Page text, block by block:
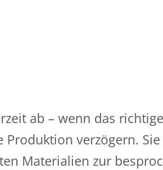
ab – wenn das
verzögern.
Materialien zur